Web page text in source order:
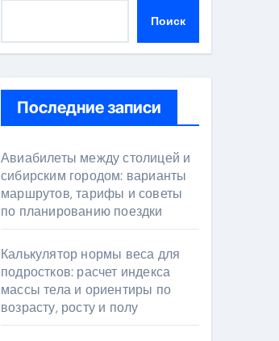
Поиск
Последние записи
Авиабилеты между столицей и
сибирским городом: варианты
маршрутов, тарифы и советы
по планированию поездки
Калькулятор нормы веса для
подростков: расчет индекса
массы тела и ориентиры по
возрасту, росту и полу